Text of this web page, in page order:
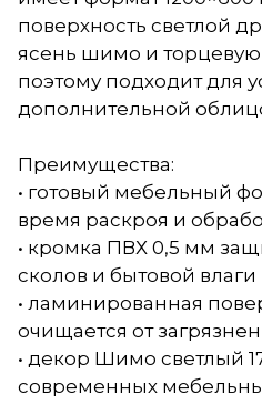
поверхность светлой
ясень шимо и
поэтому подходит для
дополнительной
Преимущества:
• готовый мебельный
время раскроя и
• кромка ПВХ 0,5 мм
сколов и бытовой влаги
• ламинированная
очищается от
• декор Шимо светлый
современных